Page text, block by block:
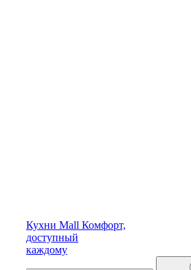
Кухни Mall Комфорт,
доступный
каждому